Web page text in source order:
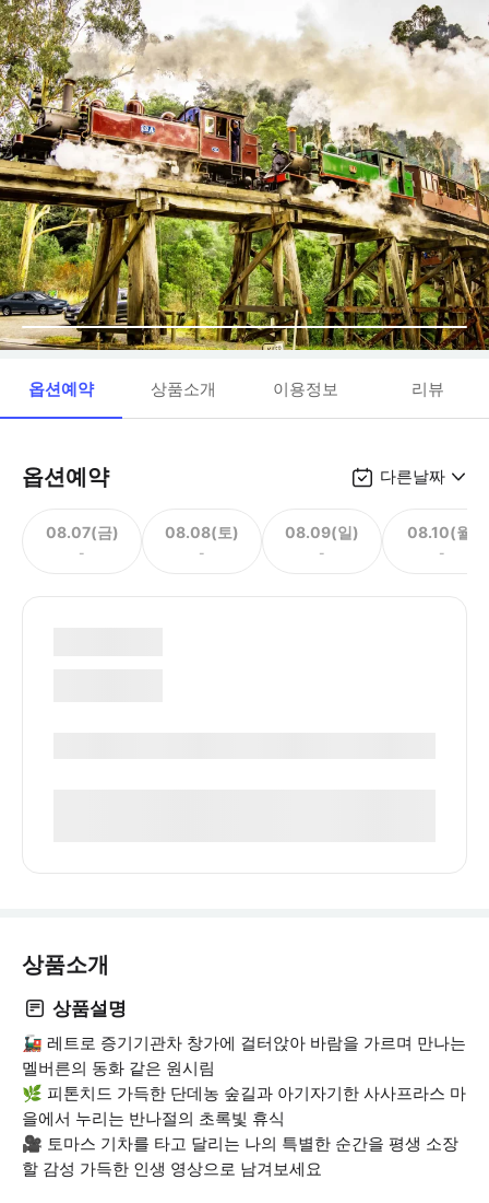
옵션예약 상품소개 이용정보 리뷰
옵션예약 다른날짜
08.07(금)
-
08.08(토)
-
08.09(일)
-
08.10(월)
-
상품소개
상품설명
🚂 레트로 증기기관차 창가에 걸터앉아 바람을 가르며 만나는
멜버른의 동화 같은 원시림
🌿 피톤치드 가득한 단데농 숲길과 아기자기한 사사프라스 마
을에서 누리는 반나절의 초록빛 휴식
🎥 토마스 기차를 타고 달리는 나의 특별한 순간을 평생 소장
할 감성 가득한 인생 영상으로 남겨보세요